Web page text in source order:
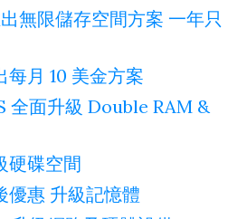
無限儲存空間方案 一年只
月 10 美金方案
全面升級 Double RAM &
硬碟空間
優惠 升級記憶體